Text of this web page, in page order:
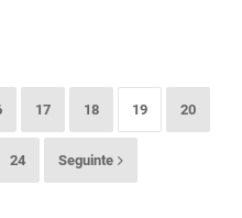
17 18 19 20
24 Seguinte